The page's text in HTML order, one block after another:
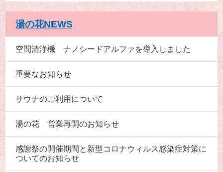
湯の花NEWS
空間清浄機 ナノシードアルファを導入しました
重要なお知らせ
サウナのご利用について
湯の花 営業再開のお知らせ
感謝祭の開催期間と新型コロナウィルス感染症対策に
ついてのお知らせ